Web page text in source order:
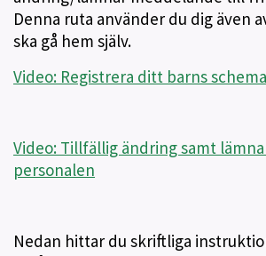
Denna ruta använder du dig även
ska gå hem själv.
Video: Registrera ditt barns schema
Video: Tillfällig ändring samt
personalen
Nedan hittar du skriftliga